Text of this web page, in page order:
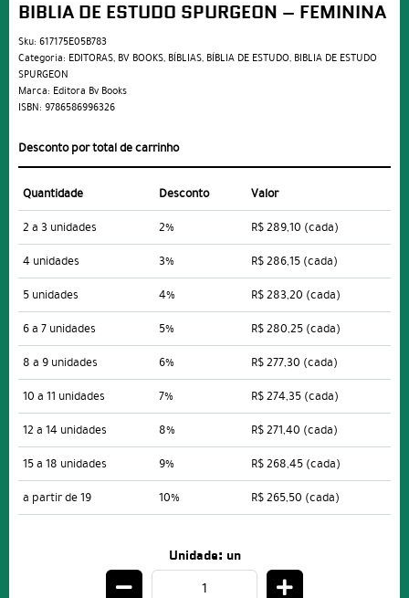
BIBLIA DE ESTUDO SPURGEON – FEMININA
Sku: 617175E05B783
Categoria: EDITORAS, BV BOOKS, BÍBLIAS, BÍBLIA DE ESTUDO, BIBLIA DE ESTUDO
SPURGEON
Marca: Editora Bv Books
ISBN: 9786586996326
Desconto por total de carrinho
Quantidade Desconto
Valor
2 a 3 unidades
2% R$ 289,10 (cada)
4 unidades
3% R$ 286,15 (cada)
5 unidades
4% R$ 283,20 (cada)
6 a 7 unidades
5% R$ 280,25 (cada)
8 a 9 unidades
6% R$ 277,30 (cada)
10 a 11 unidades
7% R$ 274,35 (cada)
12 a 14 unidades
8% R$ 271,40 (cada)
15 a 18 unidades
9% R$ 268,45 (cada)
a partir de 19
10% R$ 265,50 (cada)
Unidade: un